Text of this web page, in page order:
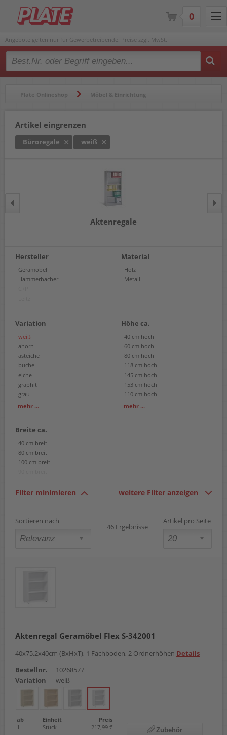
Angebote gelten nur für Gewerbetreibende. Preise zzgl. MwSt.
Type 2 or more characters for results.
Plate Onlineshop Möbel & Einrichtung
Artikel eingrenzen
Büroregale weiß
Aktenregale
Hersteller
Geramöbel
Hammerbacher
Material
Holz
Metall
Variation
weiß
ahorn
asteiche
buche
eiche
graphit
grau
hellgrau
mehr ...
Höhe ca.
40 cm hoch
60 cm hoch
80 cm hoch
118 cm hoch
145 cm hoch
153 cm hoch
110 cm hoch
130 cm hoch
mehr ...
Breite ca.
40 cm breit
80 cm breit
100 cm breit
Filter minimieren weitere Filter anzeigen
Sortieren nach
46 Ergebnisse
Artikel pro Seite
Aktenregal Geramöbel Flex S-342001
40x75,2x40cm (BxHxT), 1 Fachboden, 2 Ordnerhöhen Details
Bestellnr.
10268577
Variation
weiß
ab Einheit
Preis
1
Stück 217,99 € Zubehör
0